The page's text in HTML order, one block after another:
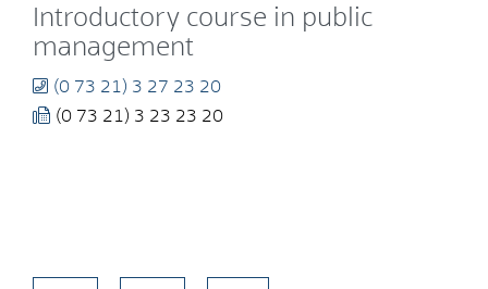
Introductory course in public
management
(0 73 21) 3 27 23 20
(0 73 21) 3 23 23 20